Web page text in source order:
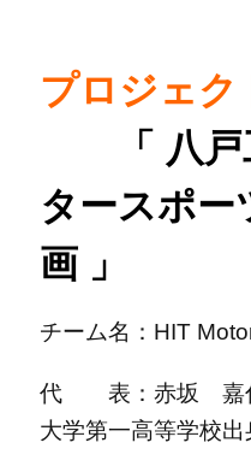
プロジェク
「 八戸
タースポー
画 」
チーム名：HIT
代 表：赤坂 嘉伸
大学第一高等学校出